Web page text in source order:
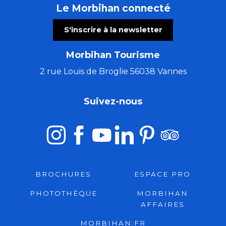
Le Morbihan connecté
S'inscrire à la newsletter
Morbihan Tourisme
2 rue Louis de Broglie 56038 Vannes
Suivez-nous
BROCHURES ESPACE PRO
PHOTOTHÈQUE
MORBIHAN
AFFAIRES
MORBIHAN.FR